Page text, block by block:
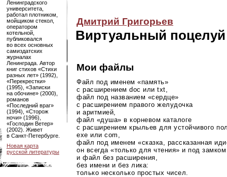
Ленинградского
университета,
работал плотником,
мойщиком стекол,
оператором
котельной,
публиковался
во всех основных
самиздатских
журналах
Ленинграда. Автор
книг стихов «Стихи
разных лет» (1992),
«Перекрестки»
(1995), «Записки
на обочине» (2000),
романов
«Последний враг»
(1994), «Сторож
ночи» (1996),
«Господин Ветер»
(2002). Живет
в Санкт-Петербурге.
Новая карта
русской литературы
Дмитрий Григорьев
Виртуальный поцелуй
Мои файлы
Файл под именем «память»
с расширением doc или txt,
файл под названием «сердце»
с расширением правого желудочка
и аритмией,
файл «душа» в корневом каталоге
с расширением крыльев для устойчивого
exe или com,
файл под именем «сказка, рассказанная
он всегда «только для чтения» и под
и файл без расширения,
без имени и без лика:
только несколько простых чисел.